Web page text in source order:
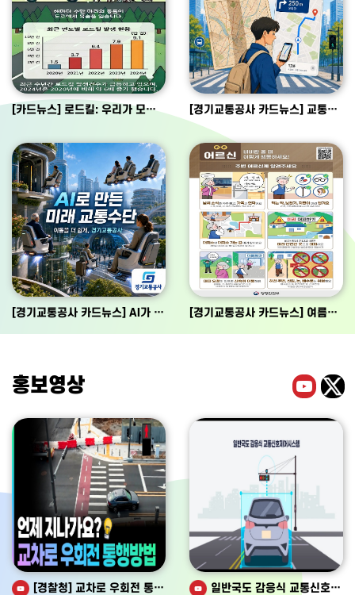
[카드뉴스] 로드킬: 우리가 모르는 이야기 [경기교통공사 카드뉴스] 교통공부 시리즈 [우리는 언제부터 길을 외우지 않게 됐을까?]
[경기교통공사 카드뉴스] AI가 상상한 미래 교통수단은 어떤 모습일까요? [경기교통공사 카드뉴스] 여름철 풍수해 대비 국민행동요령
홍보영상 유튜브
x
[경찰청] 교차로 우회전 통행방법, 아직 햇갈리시나요?? 일반국도 감응식 교통신호제어시스템